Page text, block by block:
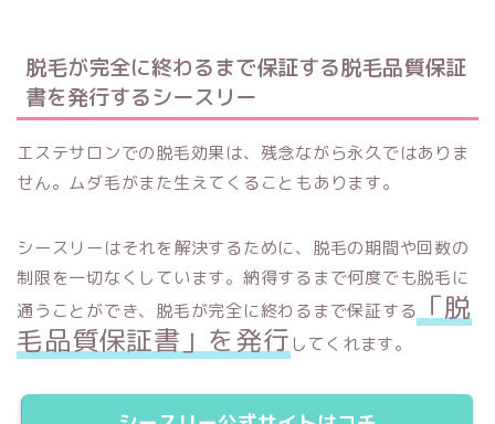
脱毛が完全に終わるまで保証する脱毛品質保証
書を発行するシースリー
エステサロンでの脱毛効果は、残念ながら永久ではありま
せん。ムダ毛がまた生えてくることもあります。
シースリーはそれを解決するために、脱毛の期間や回数の
制限を一切なくしています。納得するまで何度でも脱毛に
通うことができ、脱毛が完全に終わるまで保証する
「脱
毛品質保証書」を発行 してくれます。